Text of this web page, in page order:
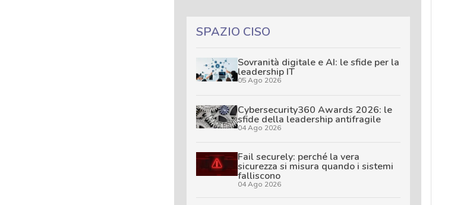
SPAZIO CISO
Sovranità digitale e AI: le sfide per la
leadership IT
05 Ago 2026
Cybersecurity360 Awards 2026: le
sfide della leadership antifragile
04 Ago 2026
Fail securely: perché la vera
sicurezza si misura quando i sistemi
falliscono
04 Ago 2026